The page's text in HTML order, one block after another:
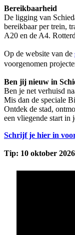
Bereikbaarheid
De ligging van
bereikbaar per trein,
A20 en de A4.
Op de website van de
voorgenomen
Ben jij nieuw in
Ben je net verhuisd
Mis dan de speciale
Ontdek de stad,
een vliegende start in
Schrijf je hier in
Tip: 10 oktober